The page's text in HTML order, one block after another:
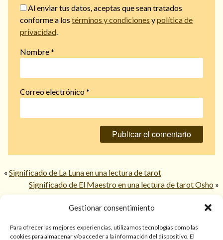
Gestionar consentimiento
Para ofrecer las mejores experiencias, utilizamos tecnologías como las
cookies para almacenar y/o acceder a la información del dispositivo. El
Al enviar tus datos, aceptas que sean tratados
conforme a los términos y condiciones ypolítica de
privacidad.
Nombre*
Correo electrónico*
« Significado de La Luna en una lectura de tarot
Significado de El Maestro en una lectura de tarot Osho »